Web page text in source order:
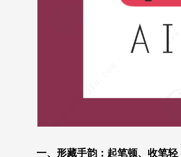
一、形藏手韵：起笔顿、收笔